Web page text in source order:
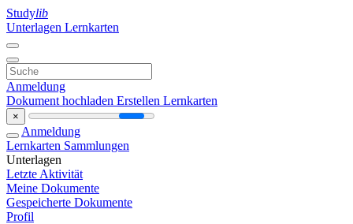
Studylib
Unterlagen Lernkarten
Anmeldung
Dokument hochladen Erstellen Lernkarten
×
Anmeldung
Lernkarten Sammlungen
Unterlagen
Letzte Aktivität
Meine Dokumente
Gespeicherte Dokumente
Profil